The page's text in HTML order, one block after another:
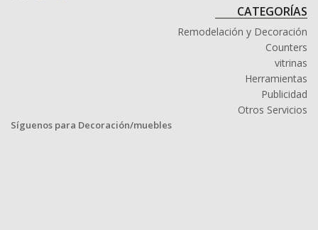
CATEGORÍAS
Remodelación y Decoración
Counters
vitrinas
Herramientas
Publicidad
Otros Servicios
Síguenos para Decoración/muebles